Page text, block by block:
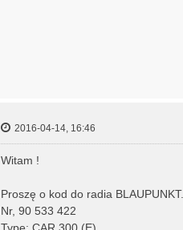
2016-04-14, 16:46
Witam !
Proszę o kod do radia BLAUPUNKT.
Nr, 90 533 422
Type: CAR 300 (E)